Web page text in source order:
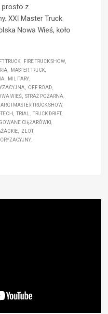
prosto z
XXI Master Truck
Nowa Wieś, koło
TRUCK
FIRE TRUCK SHOW
MASTER TRUCK
MILITARY
OFF ROAD
WIEŚ
STRAŻ POŻARNA
MASTER TRUCK SHOW
TRIAL
TRUCK DRIFT
CIĘŻARÓWKI
ZLOT